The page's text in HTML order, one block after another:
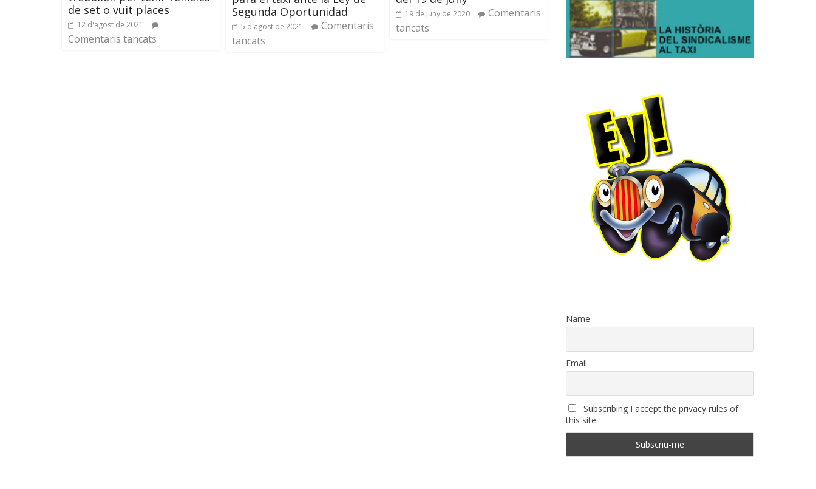
de set o vuit places
12 d'agost de 2021
Comentaris tancats
Segunda Oportunidad
5 d'agost de 2021
Comentaris
tancats
19 de juny de 2020
Comentaris
tancats
Name
Email
Subscribing I accept the privacy rules of
this site